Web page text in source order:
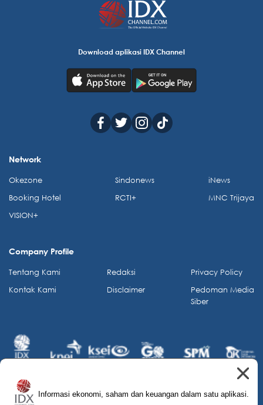
Informasi ekonomi, saham dan keuangan dalam satu aplikasi.
Download aplikasi IDX Channel
Network
Okezone
Booking Hotel
VISION+
Sindonews
RCTI+
iNews
MNC Trijaya
Company Profile
Tentang Kami
Kontak Kami
Redaksi
Disclaimer
Privacy Policy
Pedoman Media
Siber
© 2026 IDX Channel. All Rights Reserved.